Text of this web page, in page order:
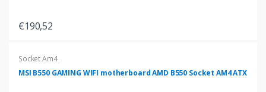
€190,52
Socket Am4
MSI B550 GAMING WIFI motherboard AMD B550 Socket AM4 ATX